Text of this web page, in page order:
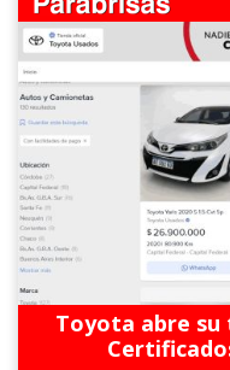
Toyota abre su